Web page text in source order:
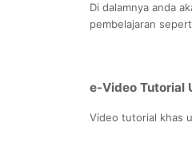
Di dalamnya anda
pembelajaran
e-Video Tutorial
Video tutorial khas